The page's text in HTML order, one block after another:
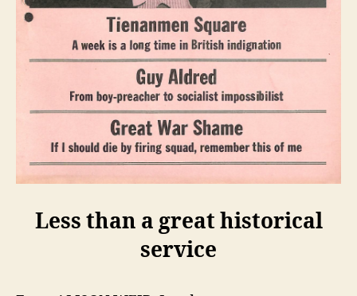
Less than a great historical
service